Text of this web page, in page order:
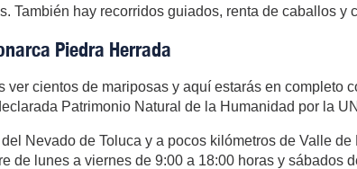
También hay recorridos guiados, renta de caballos
Piedra Herrada
ver cientos de mariposas y aquí estarás en completo
Patrimonio Natural de la Humanidad por la
Nevado de Toluca y a pocos kilómetros de Valle
de lunes a viernes de 9:00 a 18:00 horas y sábados